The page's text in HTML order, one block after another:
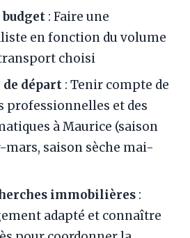
: Faire une
en fonction du volume
choisi
départ : Tenir compte de
professionnelles et des
à Maurice (saison
mars, saison sèche mai-
immobilières :
adapté et connaître